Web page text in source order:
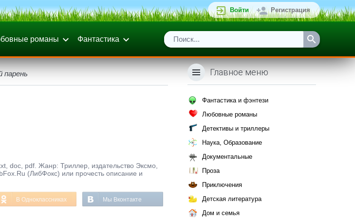
Войти Регистрация
романы Фантастика
парень
doc, pdf. Жанр: Триллер, издательство Эксмо,
(ЛибФокс) или прочесть описание и
В Одноклассниках Мы Вконтакте
Главное меню
Фантастика и фэнтези
Любовные романы
Детективы и триллеры
Наука, Образование
Документальные
Проза
Приключения
Детская литература
Дом и семья